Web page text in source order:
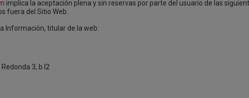
implica la aceptación plena y sin reservas por parte del usuario de las
fuera del Sitio Web.
Información, titular de la web:
3, b l2